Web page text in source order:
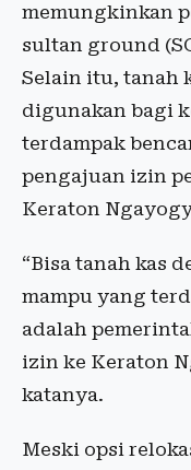
memungkinkan
sultan ground
Selain itu, tanah
digunakan bagi
terdampak
pengajuan izin
Keraton
“Bisa tanah kas
mampu yang
adalah
izin ke Keraton
katanya.
Meski opsi